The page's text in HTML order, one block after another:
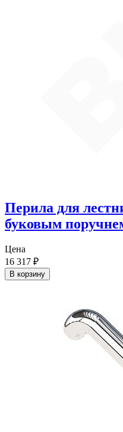
Перила для
буковым
Цена
16 317 ₽
В корзину